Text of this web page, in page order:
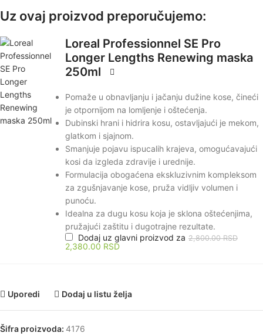
Uz ovaj proizvod preporučujemo:
Loreal Professionnel SE Pro
Longer Lengths Renewing maska
250ml
Pomaže u obnavljanju i jačanju dužine kose, čineći
je otpornijom na lomljenje i oštećenja.
Dubinski hrani i hidrira kosu, ostavljajući je mekom,
glatkom i sjajnom.
Smanjuje pojavu ispucalih krajeva, omogućavajući
kosi da izgleda zdravije i urednije.
Formulacija obogaćena ekskluzivnim kompleksom
za zgušnjavanje kose, pruža vidljiv volumen i
punoću.
Idealna za dugu kosu koja je sklona oštećenjima,
pružajući zaštitu i dugotrajne rezultate.
Dodaj uz glavni proizvod za 2,800.00RSD
2,380.00 RSD
Uporedi Dodaj u listu želja
Šifra proizvoda: 4176